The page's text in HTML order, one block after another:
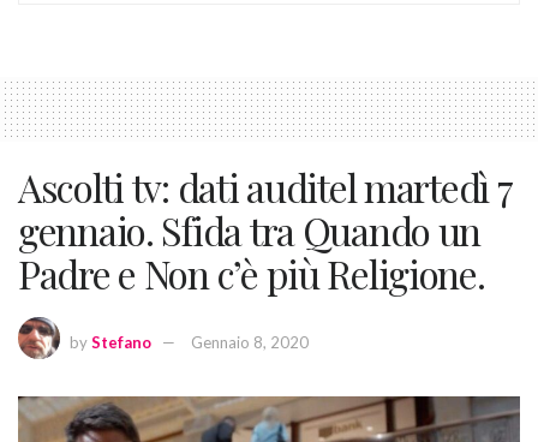
Ascolti tv: dati auditel martedì 7
gennaio. Sfida tra Quando un
Padre e Non c’è più Religione.
byStefano Gennaio 8, 2020